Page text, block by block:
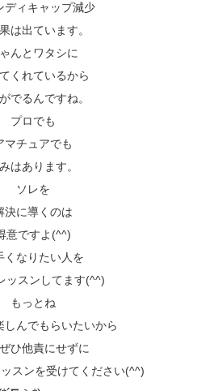
ディキャップ減少
は出ています。
んとワタシに
くれているから
でるんですね。
プロでも
マチュアでも
はあります。
ソレを
決に導くのは
意ですよ(^^)
くなりたい人を
ッスンしてます(^^)
もっとね
しんでもらいたいから
ひ他責にせずに
スンを受けてください(^^)